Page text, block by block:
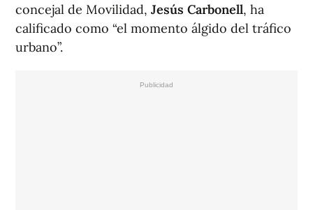
concejal de Movilidad, Jesús Carbonell, ha
calificado como “el momento álgido del tráfico
urbano”.